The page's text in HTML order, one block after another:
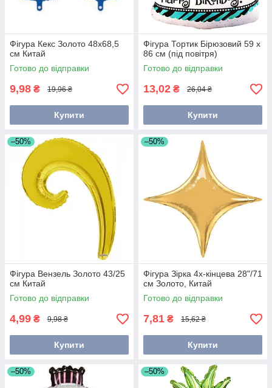
Фігура Кекс Золото 48х68,5
см Китай
Готово до відправки
9,98 ₴ 19,96 ₴
Купити
Фігура Тортик Бірюзовий 59 х
86 см (під повітря)
Готово до відправки
13,02 ₴ 26,04 ₴
Купити
–50%
Фігура Вензель Золото 43/25
см Китай
Готово до відправки
4,99 ₴ 9,98 ₴
Купити
–50%
Фігура Зірка 4х-кінцева 28"/71
см Золото, Китай
Готово до відправки
7,81 ₴ 15,62 ₴
Купити
–50% –50%